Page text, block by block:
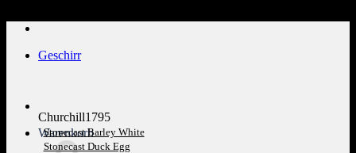
Warenkorb
Geschirr
Churchill1795
Stonecast Barley White
Stonecast Duck Egg